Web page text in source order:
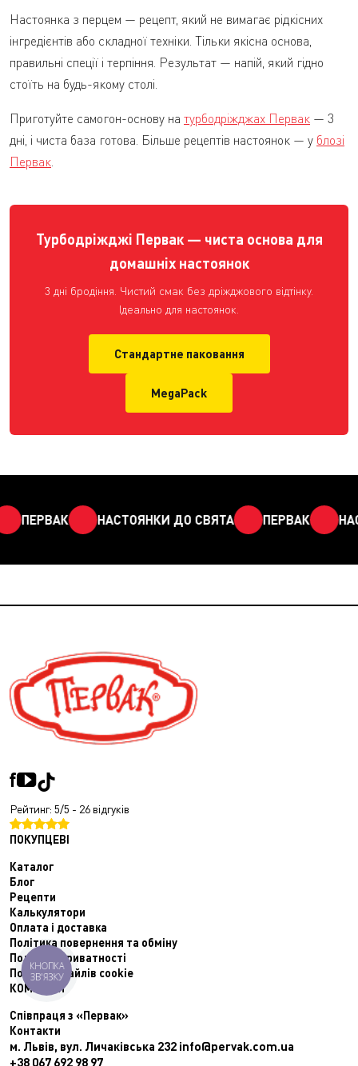
Настоянка з перцем — рецепт, який не вимагає рідкісних
інгредієнтів або складної техніки. Тільки якісна основа,
правильні спеції і терпіння. Результат — напій, який гідно
стоїть на будь-якому столі.
Приготуйте самогон-основу на турбодріжджах Первак — 3
дні, і чиста база готова. Більше рецептів настоянок — у блозі
Первак.
Турбодріжджі Первак — чиста основа для
домашніх настоянок
3 дні бродіння. Чистий смак без дріжджового відтінку.
Ідеально для настоянок.
Стандартне паковання
MegaPack
ПЕРВАК НАСТОЯНКИ ДО СВЯТА ПЕРВАК
Рейтинг: 5/5 - 26 відгуків
ПОКУПЦЕВІ
Каталог
Блог
Рецепти
Калькулятори
Оплата і доставка
Політика повернення та обміну
Політики приватності
Політика файлів cookie
КОМПАНІЯ
Співпраця з «Первак»
Контакти
м. Львів, вул. Личаківська 232 info@pervak.com.ua
+38 067 692 98 97
КНОПКА
ЗВ'ЯЗКУ